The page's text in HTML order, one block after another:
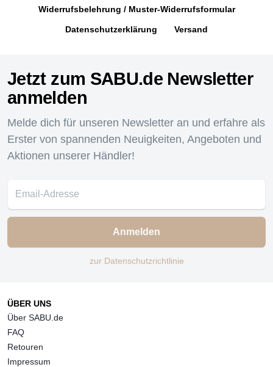
Widerrufsbelehrung / Muster-Widerrufsformular
Datenschutzerklärung Versand
Jetzt zum SABU.de Newsletter
anmelden
Melde dich für unseren Newsletter an und erfahre als
Erster von spannenden Neuigkeiten, Angeboten und
Aktionen unserer Händler!
Anmelden
zur Datenschutzrichtlinie
ÜBER UNS
Über SABU.de
FAQ
Retouren
Impressum